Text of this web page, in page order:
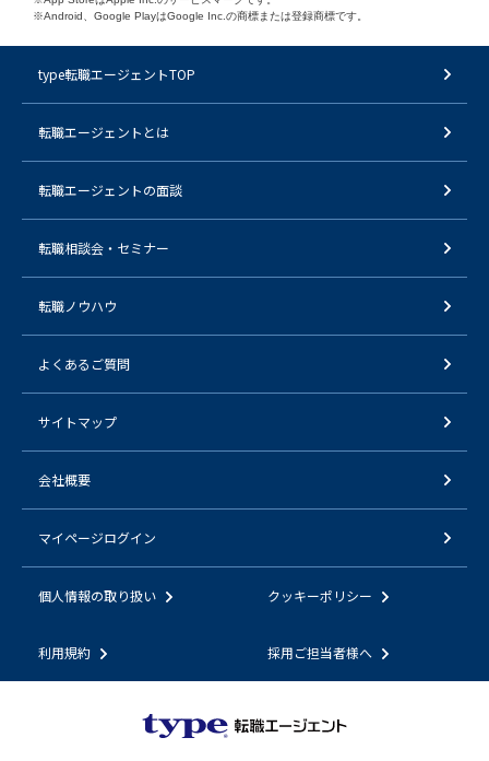
※Android、Google PlayはGoogle Inc.の商標または登録商標です。
type転職エージェントTOP
転職エージェントとは
転職エージェントの面談
転職相談会・セミナー
転職ノウハウ
よくあるご質問
サイトマップ
会社概要
マイページログイン
個人情報の取り扱い クッキーポリシー
利用規約 採用ご担当者様へ